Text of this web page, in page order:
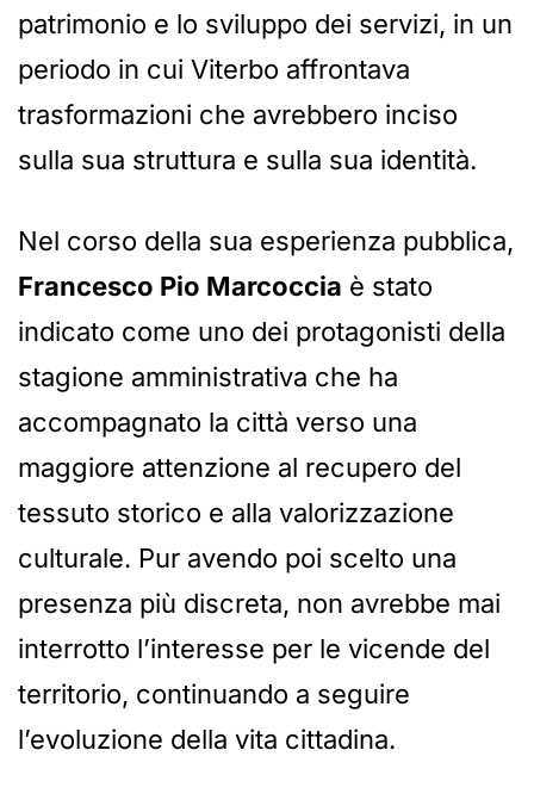
patrimonio e lo sviluppo dei servizi, in un
periodo in cui Viterbo affrontava
trasformazioni che avrebbero inciso
sulla sua struttura e sulla sua identità.
Nel corso della sua esperienza pubblica,
Francesco Pio Marcoccia è stato
indicato come uno dei protagonisti della
stagione amministrativa che ha
accompagnato la città verso una
maggiore attenzione al recupero del
tessuto storico e alla valorizzazione
culturale. Pur avendo poi scelto una
presenza più discreta, non avrebbe mai
interrotto l’interesse per le vicende del
territorio, continuando a seguire
l’evoluzione della vita cittadina.